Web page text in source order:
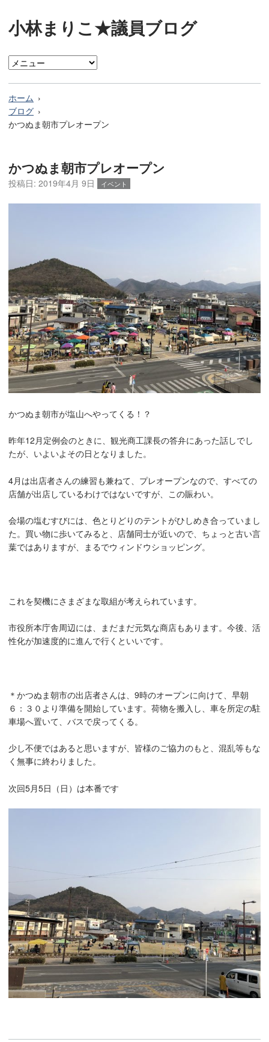
小林まりこ★議員ブログ
ホーム
ブログ
かつぬま朝市プレオープン
かつぬま朝市プレオープン
投稿日: 2019年4月 9日 イベント
かつぬま朝市が塩山へやってくる！？
昨年12月定例会のときに、観光商工課長の答弁にあった話しでし
たが、いよいよその日となりました。
4月は出店者さんの練習も兼ねて、プレオープンなので、すべての
店舗が出店しているわけではないですが、この賑わい。
会場の塩むすびには、色とりどりのテントがひしめき合っていまし
た。買い物に歩いてみると、店舗同士が近いので、ちょっと古い言
葉ではありますが、まるでウィンドウショッピング。
これを契機にさまざまな取組が考えられています。
市役所本庁舎周辺には、まだまだ元気な商店もあります。今後、活
性化が加速度的に進んで行くといいです。
＊かつぬま朝市の出店者さんは、9時のオープンに向けて、早朝
６：３０より準備を開始しています。荷物を搬入し、車を所定の駐
車場へ置いて、バスで戻ってくる。
少し不便ではあると思いますが、皆様のご協力のもと、混乱等もな
く無事に終わりました。
次回5月5日（日）は本番です